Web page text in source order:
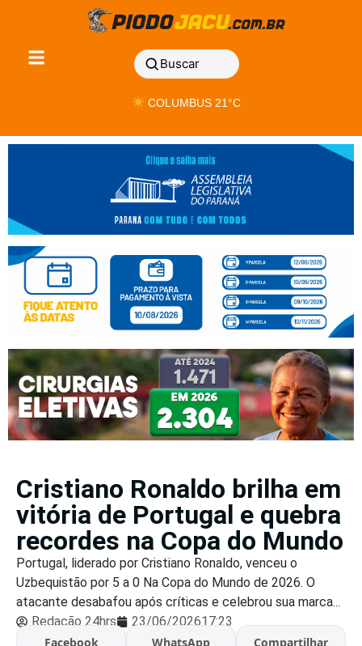
Buscar
COLUMBUS 21°C
Cristiano Ronaldo brilha em
vitória de Portugal e quebra
recordes na Copa do Mundo
Portugal, liderado por Cristiano Ronaldo, venceu o
Uzbequistão por 5 a 0 Na Copa do Mundo de 2026. O
atacante desabafou após críticas e celebrou sua marca...
Redação 24hrs
23/06/202617:23
Facebook
WhatsApp Compartilhar